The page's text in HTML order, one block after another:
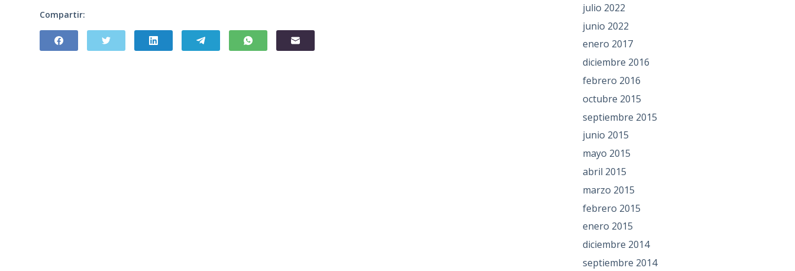
Compartir:
julio 2022
junio 2022
enero 2017
diciembre 2016
febrero 2016
octubre 2015
septiembre 2015
junio 2015
mayo 2015
abril 2015
marzo 2015
febrero 2015
enero 2015
diciembre 2014
septiembre 2014